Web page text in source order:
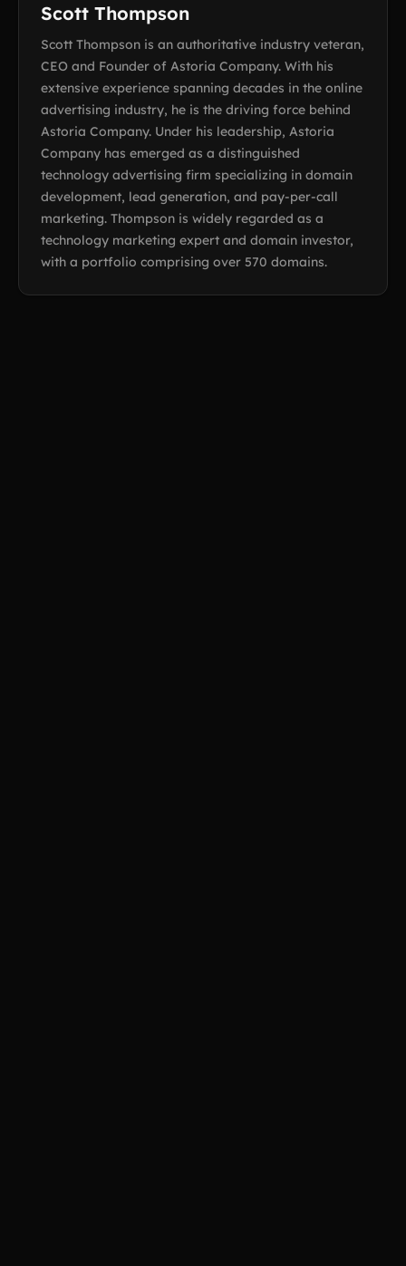
Scott Thompson
Scott Thompson is an authoritative industry veteran,
CEO and Founder of Astoria Company. With his
extensive experience spanning decades in the online
advertising industry, he is the driving force behind
Astoria Company. Under his leadership, Astoria
Company has emerged as a distinguished
technology advertising firm specializing in domain
development, lead generation, and pay-per-call
marketing. Thompson is widely regarded as a
technology marketing expert and domain investor,
with a portfolio comprising over 570 domains.